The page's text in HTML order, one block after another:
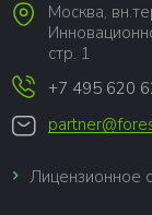
Москва,
стр. 1
+7 495 620
Лицензионное